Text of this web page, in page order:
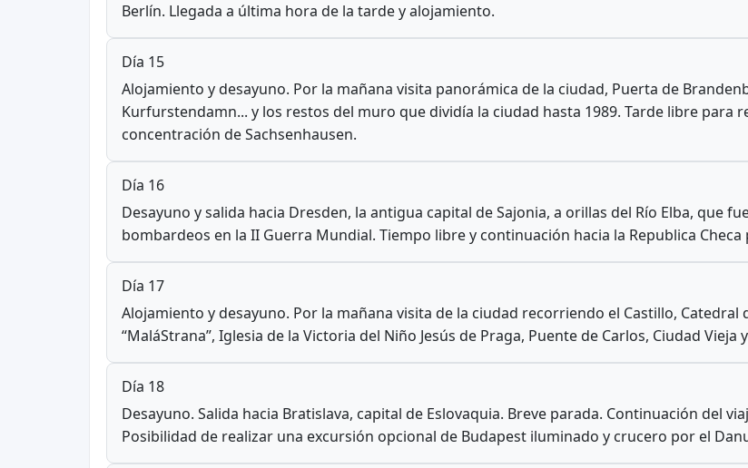
Berlín. Llegada a última hora de la tarde y alojamiento.
Día 15
Alojamiento y desayuno. Por la mañana visita panorámica de la ciudad, Puerta de
Kurfurstendamn... y los restos del muro que dividía la ciudad hasta 1989. Tarde libre para
concentración de Sachsenhausen.
Día 16
Desayuno y salida hacia Dresden, la antigua capital de Sajonia, a orillas del Río Elba, que
bombardeos en la II Guerra Mundial. Tiempo libre y continuación hacia la Republica
Día 17
Alojamiento y desayuno. Por la mañana visita de la ciudad recorriendo el Castillo,
“MaláStrana”, Iglesia de la Victoria del Niño Jesús de Praga, Puente de Carlos, Ciudad
Día 18
Desayuno. Salida hacia Bratislava, capital de Eslovaquia. Breve parada. Continuación del
Posibilidad de realizar una excursión opcional de Budapest iluminado y crucero por el